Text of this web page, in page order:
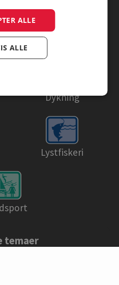
ud fra
Dykning
Lystfiskeri
temaer
ALLE
ALLE